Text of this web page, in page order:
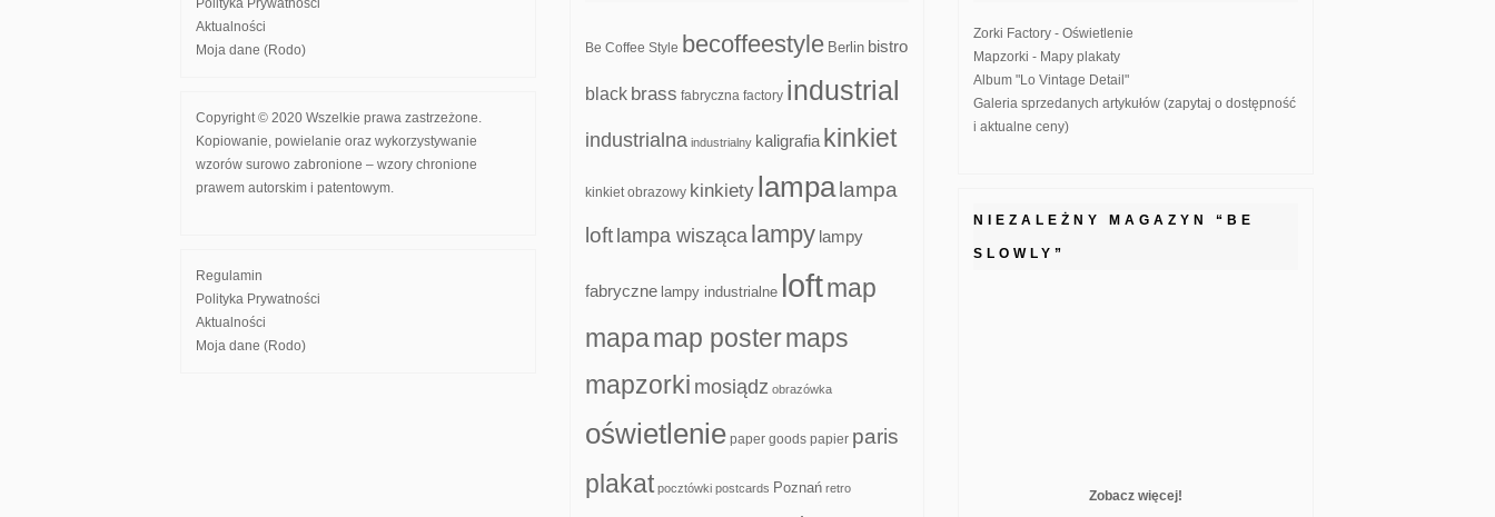
Polityka Prywatności
Aktualności
Moja dane (Rodo)
Copyright © 2020 Wszelkie prawa zastrzeżone.
Kopiowanie, powielanie oraz wykorzystywanie
wzorów surowo zabronione – wzory chronione
prawem autorskim i patentowym.
Regulamin
Polityka Prywatności
Aktualności
Moja dane (Rodo)
Be Coffee Style becoffeestyle Berlin bistro
black brass fabryczna factory industrial
industrialna industrialny kaligrafia kinkiet
kinkiet obrazowy kinkiety lampa lampa
loft lampa wisząca lampy lampy
fabryczne lampy industrialne loftmap
mapamap postermaps
mapzorki mosiądz obrazówka
oświetlenie paper goods papier paris
plakat pocztówki postcards Poznań retro
Zorki Factory - Oświetlenie
Mapzorki - Mapy plakaty
Album "Lo Vintage Detail"
Galeria sprzedanych artykułów (zapytaj o dostępność
i aktualne ceny)
NIEZALEŻNY MAGAZYN “BE
SLOWLY”
Zobacz więcej!